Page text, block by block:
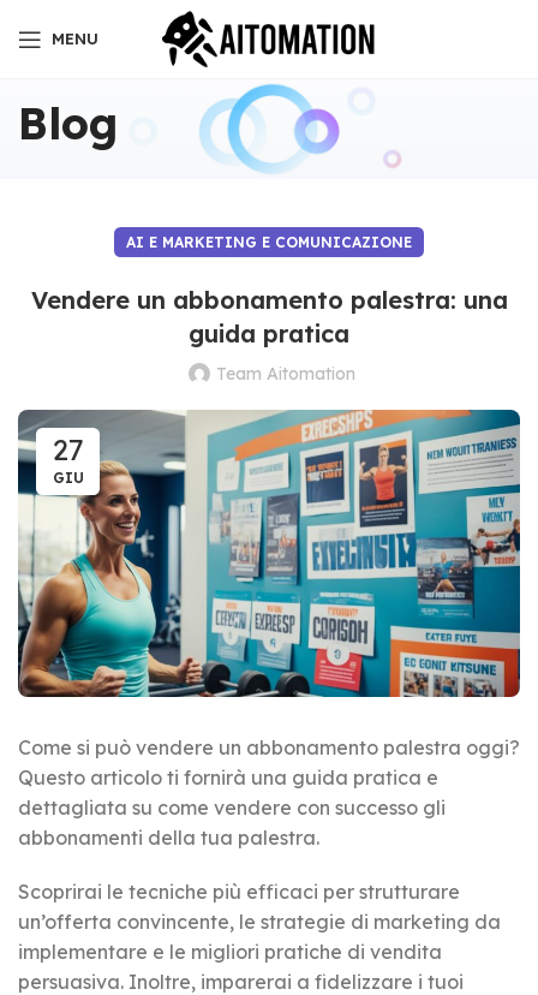
MENU
Blog
AI E MARKETING E COMUNICAZIONE
Vendere un abbonamento palestra: una
guida pratica
Team Aitomation
27
GIU
Come si può vendere un abbonamento palestra oggi?
Questo articolo ti fornirà una guida pratica e
dettagliata su come vendere con successo gli
abbonamenti della tua palestra.
Scoprirai le tecniche più efficaci per strutturare
un’offerta convincente, le strategie di marketing da
implementare e le migliori pratiche di vendita
persuasiva. Inoltre, imparerai a fidelizzare i tuoi